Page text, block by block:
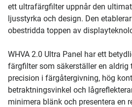
ett ultrafärgfilter uppnår den
ljusstyrka och design. Den
obestridda toppen av
WHVA 2.0 Ultra Panel har ett
färgfilter som säkerställer en aldrig
precision i färgåtergivning, hög
betraktningsvinkel och
minimera blänk och presentera en